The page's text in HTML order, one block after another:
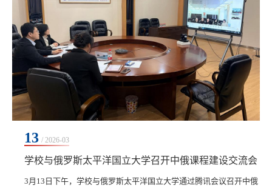
馆、儿童健康管理中心、药食同源馆、健身馆、体育馆、冰...
13 / 2026-03
学校与俄罗斯太平洋国立大学召开中俄课程建设交流会
​3月13日下午，学校与俄罗斯太平洋国立大学通过腾讯会议召开中俄